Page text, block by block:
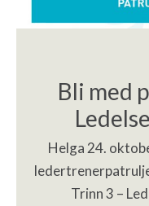
Bli med
Helga 24.
Trinn 3 –